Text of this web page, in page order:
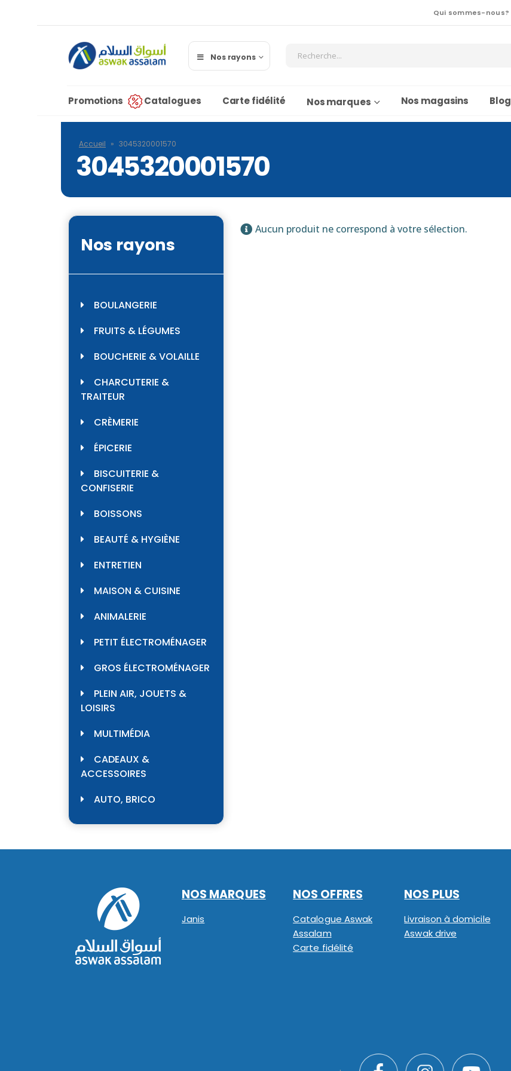
Qui sommes-nous?
Nos rayons
Promotions Catalogues Carte fidélité Nos marques Nos magasins Blog
Accueil » 3045320001570
3045320001570
Aucun produit ne correspond à votre sélection.
Nos rayons
BOULANGERIE
FRUITS & LÉGUMES
BOUCHERIE & VOLAILLE
CHARCUTERIE &
TRAITEUR
CRÈMERIE
ÉPICERIE
BISCUITERIE &
CONFISERIE
BOISSONS
BEAUTÉ & HYGIÈNE
ENTRETIEN
MAISON & CUISINE
ANIMALERIE
PETIT ÉLECTROMÉNAGER
GROS ÉLECTROMÉNAGER
PLEIN AIR, JOUETS &
LOISIRS
MULTIMÉDIA
CADEAUX &
ACCESSOIRES
AUTO, BRICO
NOS MARQUES
Janis
NOS OFFRES
Catalogue Aswak
Assalam
Carte fidélité
NOS PLUS
Livraison à domicile
Aswak drive